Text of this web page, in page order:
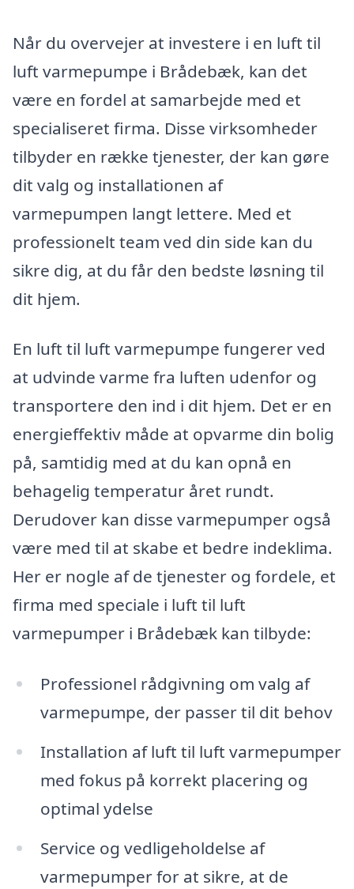
Når du overvejer at investere i en luft til
luft varmepumpe i Brådebæk, kan det
være en fordel at samarbejde med et
specialiseret firma. Disse virksomheder
tilbyder en række tjenester, der kan gøre
dit valg og installationen af
varmepumpen langt lettere. Med et
professionelt team ved din side kan du
sikre dig, at du får den bedste løsning til
dit hjem.
En luft til luft varmepumpe fungerer ved
at udvinde varme fra luften udenfor og
transportere den ind i dit hjem. Det er en
energieffektiv måde at opvarme din bolig
på, samtidig med at du kan opnå en
behagelig temperatur året rundt.
Derudover kan disse varmepumper også
være med til at skabe et bedre indeklima.
Her er nogle af de tjenester og fordele, et
firma med speciale i luft til luft
varmepumper i Brådebæk kan tilbyde:
Professionel rådgivning om valg af
varmepumpe, der passer til dit behov
Installation af luft til luft varmepumper
med fokus på korrekt placering og
optimal ydelse
Service og vedligeholdelse af
varmepumper for at sikre, at de